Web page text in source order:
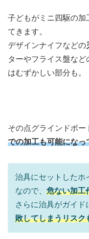
子どもがミニ四駆の加
てきます。
デザインナイフなどの
ターやフライス盤など
はむずかしい部分も。
その点グラインドボー
での加工も可能になっ
治具にセットしたホ
なので、 危ない加工
さらに治具がガイド
敗してしまうリスク